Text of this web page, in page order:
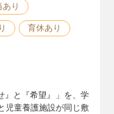
り
育休あり
』と『希望』」を、学
児童養護施設が同じ敷